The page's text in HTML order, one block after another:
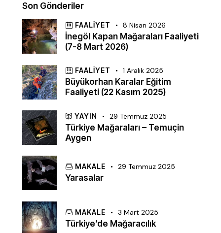
Son Gönderiler
FAALIYET 8 Nisan 2026
İnegöl Kapan Mağaraları Faaliyeti
(7-8 Mart 2026)
FAALIYET 1 Aralık 2025
Büyükorhan Karalar Eğitim
Faaliyeti (22 Kasım 2025)
YAYIN 29 Temmuz 2025
Türkiye Mağaraları – Temuçin
Aygen
MAKALE 29 Temmuz 2025
Yarasalar
MAKALE 3 Mart 2025
Türkiye’de Mağaracılık